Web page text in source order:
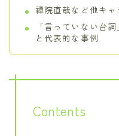
禪院直哉など他キ
「言っていない台
と代表的な事例
Contents